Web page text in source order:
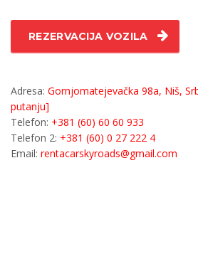
REZERVACIJA VOZILA
Adresa: Gornjomatejevačka 98a, Niš,
putanju]
Telefon: +381 (60) 60 60 933
Telefon 2: +381 (60) 0 27 222 4
Email: rentacarskyroads@gmail.com